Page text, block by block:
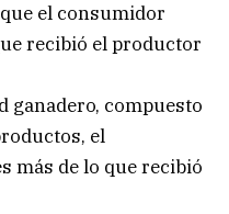
el consumidor
recibió el productor
ganadero, compuesto
el
más de lo que recibió